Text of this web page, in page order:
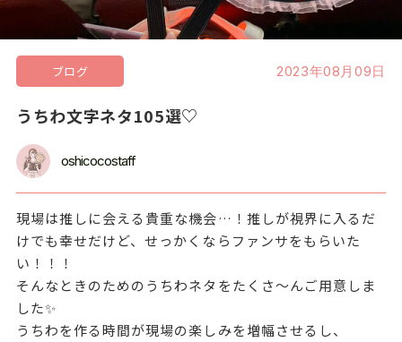
ブログ 2023年08月09日
うちわ文字ネタ105選♡
oshicocostaff
現場は推しに会える貴重な機会…！推しが視界に入るだ
けでも幸せだけど、せっかくならファンサをもらいた
い！！！
そんなときのためのうちわネタをたくさ〜んご用意しま
した✨
うちわを作る時間が現場の楽しみを増幅させるし、